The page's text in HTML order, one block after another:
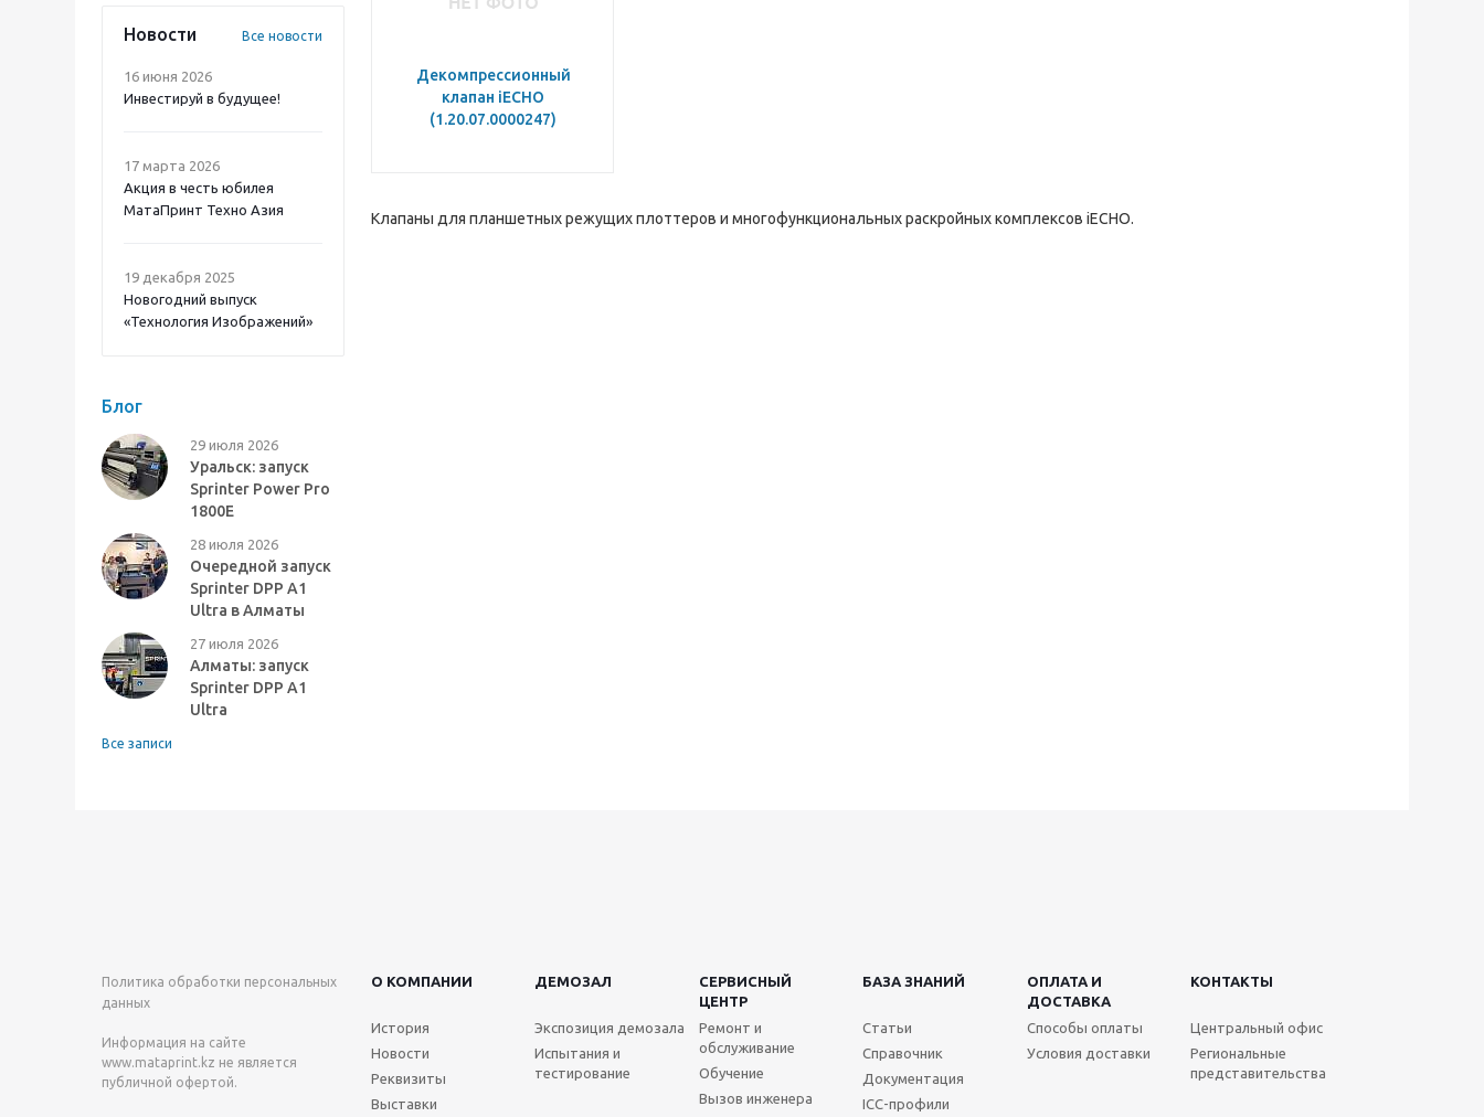
Новости Все новости
16 июня 2026
Инвестируй в будущее!
17 марта 2026
Акция в честь юбилея
МатаПринт Техно Азия
19 декабря 2025
Новогодний выпуск
«Технология Изображений»
Блог
29 июля 2026
Уральск: запуск
Sprinter Power Pro
1800E
28 июля 2026
Очередной запуск
Sprinter DPP A1
Ultra в Алматы
27 июля 2026
Алматы: запуск
Sprinter DPP A1
Ultra
Все записи
Декомпрессионный
клапан iECHO
(1.20.07.0000247)
Клапаны для планшетных режущих плоттеров и многофункциональных раскройных комплексов iECHO.
Политика обработки персональных
данных
Информация на сайте
www.mataprint.kz не является
публичной офертой.
О КОМПАНИИ ДЕМОЗАЛ
СЕРВИСНЫЙ
ЦЕНТР
БАЗА ЗНАНИЙ
ОПЛАТА И
ДОСТАВКА
КОНТАКТЫ
История
Новости
Реквизиты
Выставки
Экспозиция демозала
Испытания и
тестирование
Ремонт и
обслуживание
Обучение
Вызов инженера
Статьи
Справочник
Документация
ICC-профили
Способы оплаты
Условия доставки
Центральный офис
Региональные
представительства